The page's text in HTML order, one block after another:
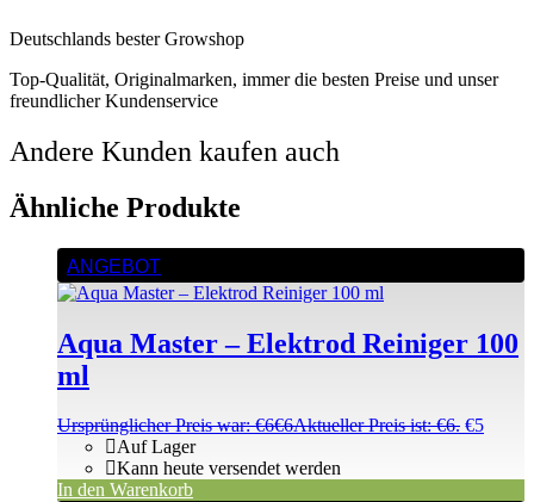
Deutschlands bester Growshop
Top-Qualität, Originalmarken, immer die besten Preise und unser
freundlicher Kundenservice
Andere Kunden kaufen auch
Ähnliche Produkte
ANGEBOT
Aqua Master – Elektrod Reiniger 100
ml
Ursprünglicher Preis war: €6€6Aktueller Preis ist: €6. €5
Auf Lager
Kann heute versendet werden
In den Warenkorb